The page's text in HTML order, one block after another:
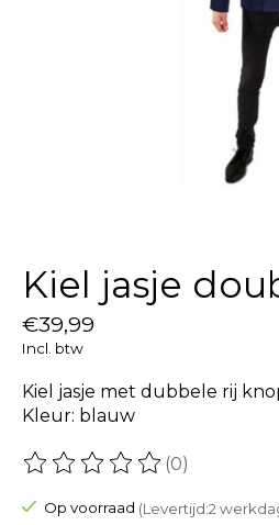
Kiel jasje
€39,99
Incl. btw
Kiel jasje met dubbele rij
Kleur: blauw
De beoordeling van dit
(0)
Op voorraad (Levertijd:2